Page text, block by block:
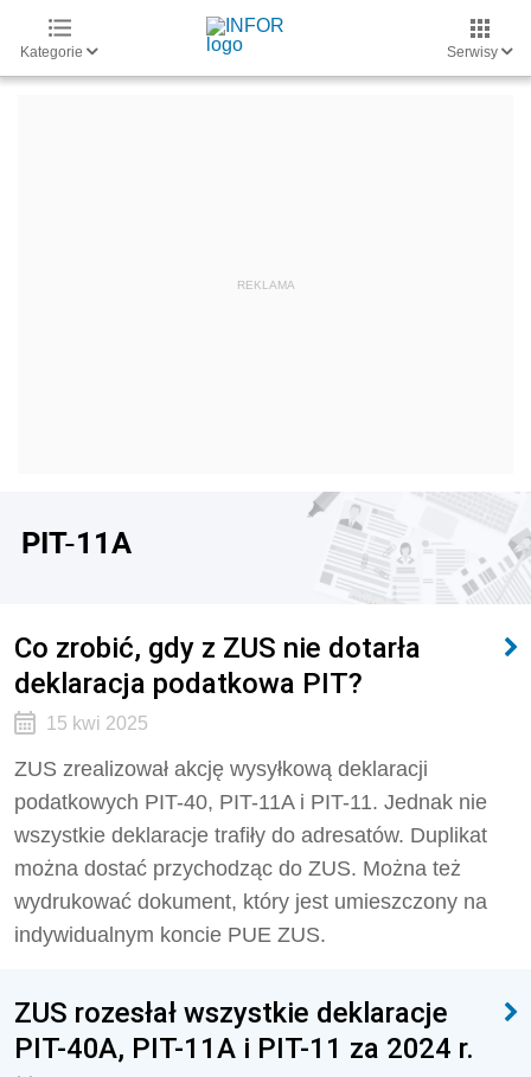
Kategorie Serwisy
PIT-11A
Co zrobić, gdy z ZUS nie dotarła
deklaracja podatkowa PIT?
15 kwi 2025
ZUS zrealizował akcję wysyłkową deklaracji
podatkowych PIT-40, PIT-11A i PIT-11. Jednak nie
wszystkie deklaracje trafiły do adresatów. Duplikat
można dostać przychodząc do ZUS. Można też
wydrukować dokument, który jest umieszczony na
indywidualnym koncie PUE ZUS.
ZUS rozesłał wszystkie deklaracje
PIT-40A, PIT-11A i PIT-11 za 2024 r.